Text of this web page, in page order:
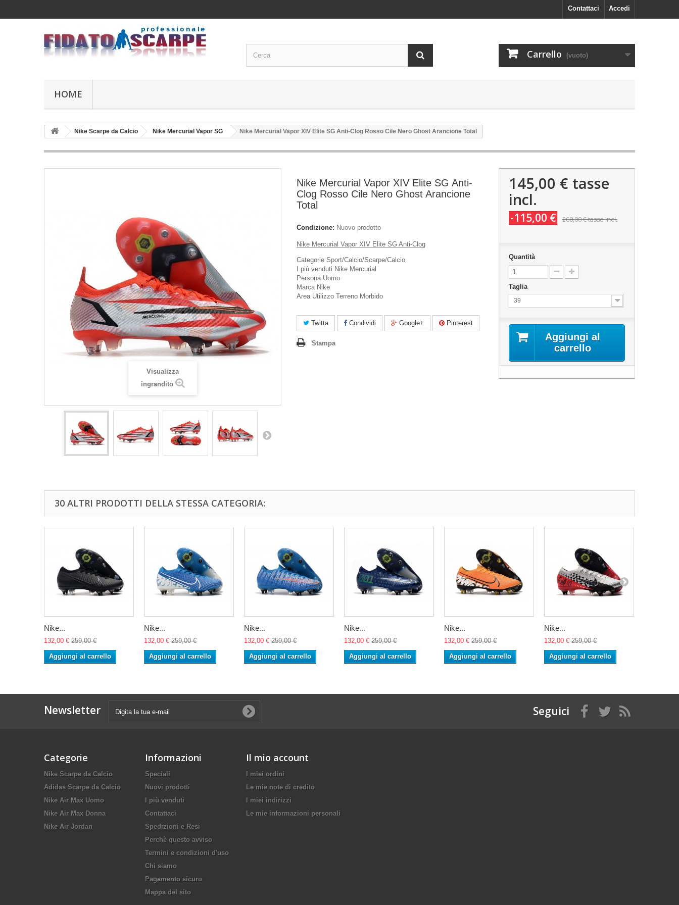
Accedi
Contattaci
Carrello (vuoto)
HOME
Nike Scarpe da Calcio Nike Mercurial Vapor SG Nike Mercurial Vapor XIV Elite SG Anti-Clog Rosso Cile Nero Ghost Arancione Total
Visualizza
ingrandito
Nike Mercurial Vapor XIV Elite SG Anti-
Clog Rosso Cile Nero Ghost Arancione
Total
Condizione: Nuovo prodotto
Nike Mercurial Vapor XIV Elite SG Anti-Clog
Categorie Sport/Calcio/Scarpe/Calcio
I più venduti Nike Mercurial
Persona Uomo
Marca Nike
Area Utilizzo Terreno Morbido
Twitta Condividi Google+ Pinterest
Stampa
145,00 € tasse
incl.
-115,00 € 260,00 €tasse incl.
Quantità
Taglia
39
Aggiungi al
carrello
30 ALTRI PRODOTTI DELLA STESSA CATEGORIA:
Nike...
132,00 € 259,00 €
Aggiungi al carrello
Nike...
132,00 € 259,00 €
Aggiungi al carrello
Nike...
132,00 € 259,00 €
Aggiungi al carrello
Nike...
132,00 € 259,00 €
Aggiungi al carrello
Nike...
132,00 € 259,00 €
Aggiungi al carrello
Nike...
132,00 € 259,00 €
Aggiungi al carrello
Newsletter Seguici
Categorie
Nike Scarpe da Calcio
Adidas Scarpe da Calcio
Nike Air Max Uomo
Nike Air Max Donna
Nike Air Jordan
Informazioni
Speciali
Nuovi prodotti
I più venduti
Contattaci
Spedizioni e Resi
Perchè questo avviso
Termini e condizioni d'uso
Chi siamo
Pagamento sicuro
Mappa del sito
Il mio account
I miei ordini
Le mie note di credito
I miei indirizzi
Le mie informazioni personali